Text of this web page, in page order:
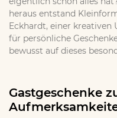
heraus entstand
Eckhardt, einer
für persönliche
bewusst auf dieses
Gastgeschenke